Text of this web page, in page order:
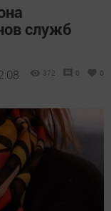
служб
372 0 0